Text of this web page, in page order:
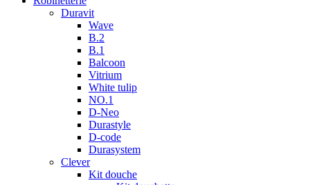
Duravit
Wave
B.2
B.1
Balcoon
Vitrium
White tulip
NO.1
D-Neo
Durastyle
D-code
Durasystem
Clever
Kit douche